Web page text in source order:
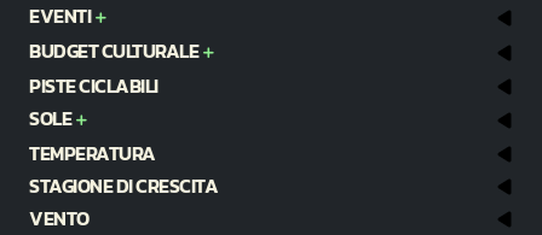
EVENTI
BUDGET CULTURALE
PISTE CICLABILI
SOLE
TEMPERATURA
STAGIONE DI CRESCITA
VENTO